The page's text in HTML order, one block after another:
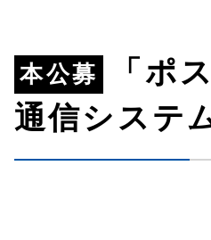
本公募
「ポ
通信システ